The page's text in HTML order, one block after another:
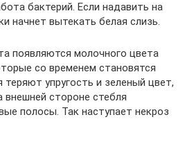
бактерий. Если надавить на
начнет вытекать белая слизь.
появляются молочного цвета
со временем становятся
упругость и зеленый цвет,
внешней стороне стебля
полосы. Так наступает некроз